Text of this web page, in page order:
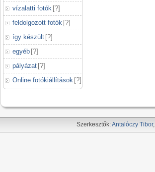
vízalatti fotók [?]
feldolgozott fotók [?]
így készült [?]
egyéb [?]
pályázat [?]
Online fotókiállítások [?]
Szerkesztők:Antalóczy Tibor,